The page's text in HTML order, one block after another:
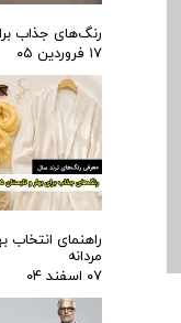
رنگ‌های جذاب برای
۱۷ فروردین ۰۵
راهنمای
مردانه
۰۷ اسفند ۰۴